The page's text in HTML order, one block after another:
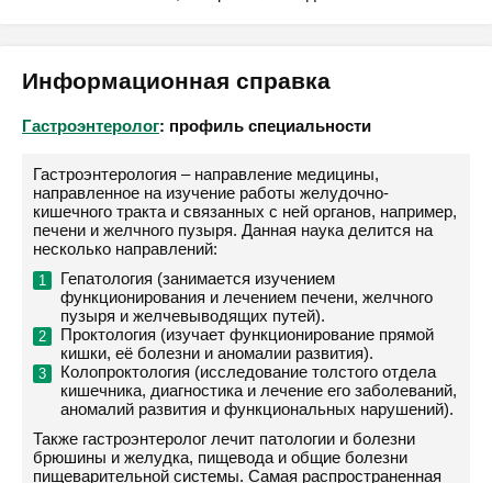
Информационная справка
Гастроэнтеролог: профиль специальности
Гастроэнтерология – направление медицины,
направленное на изучение работы желудочно-
кишечного тракта и связанных с ней органов, например,
печени и желчного пузыря. Данная наука делится на
несколько направлений:
Гепатология (занимается изучением
функционирования и лечением печени, желчного
пузыря и желчевыводящих путей).
Проктология (изучает функционирование прямой
кишки, её болезни и аномалии развития).
Колопроктология (исследование толстого отдела
кишечника, диагностика и лечение его заболеваний,
аномалий развития и функциональных нарушений).
Также гастроэнтеролог лечит патологии и болезни
брюшины и желудка, пищевода и общие болезни
пищеварительной системы. Самая распространенная